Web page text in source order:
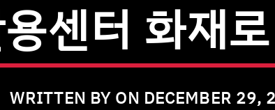
센터 화재
WRITTEN BY ON DECEMBER 29,